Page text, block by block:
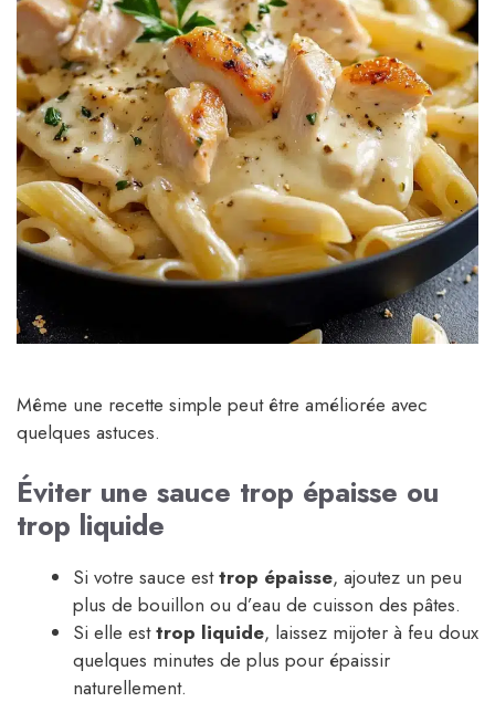
Même une recette simple peut être améliorée avec
quelques astuces.
Éviter une sauce trop épaisse ou
trop liquide
Si votre sauce esttrop épaisse, ajoutez un peu
plus de bouillon ou d’eau de cuisson des pâtes.
Si elle esttrop liquide, laissez mijoter à feu doux
quelques minutes de plus pour épaissir
naturellement.